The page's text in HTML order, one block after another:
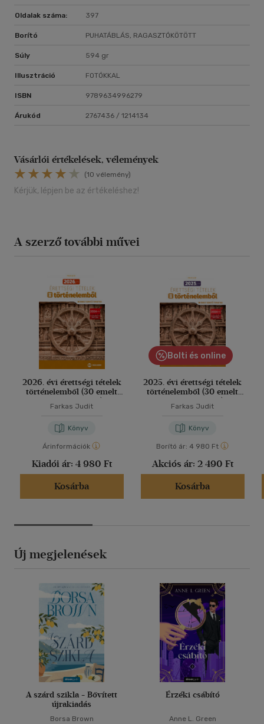
Oldalak száma: 397
Borító PUHATÁBLÁS, RAGASZTÓKÖTÖTT
Súly 594 gr
Illusztráció FOTÓKKAL
ISBN 9789634996279
Árukód 2767436 / 1214134
Vásárlói értékelések, vélemények
(10 vélemény)
Kérjük, lépjen be az értékeléshez!
A szerző további művei
2026. évi érettségi tételek
történelemből (30 emelt
szintű tematika)
Farkas Judit
Könyv
Árinformációk
Kiadói ár: 4 980 Ft
Kosárba
Bolti és online
2025. évi érettségi tételek
történelemből (30 emelt
szintű tematika)
Farkas Judit
Könyv
Borító ár: 4 980 Ft
Akciós ár: 2 490 Ft
Kosárba
Új megjelenések
A szárd szikla - Bővített
újrakiadás
Borsa Brown
Érzéki csábító
Anne L. Green